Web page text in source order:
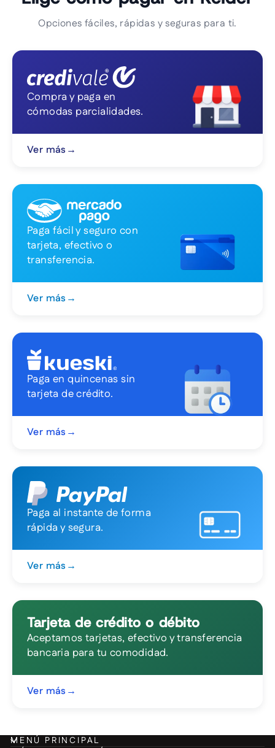
Opciones fáciles, rápidas y seguras para ti.
Compra y paga en
cómodas parcialidades.
Ver más →
Paga fácil y seguro con
tarjeta, efectivo o
transferencia.
Ver más →
Paga en quincenas sin
tarjeta de crédito.
Ver más →
Paga al instante de forma
rápida y segura.
Ver más →
Tarjeta de crédito o débito
Aceptamos tarjetas, efectivo y transferencia
bancaria para tu comodidad.
Ver más →
MENÚ PRINCIPAL